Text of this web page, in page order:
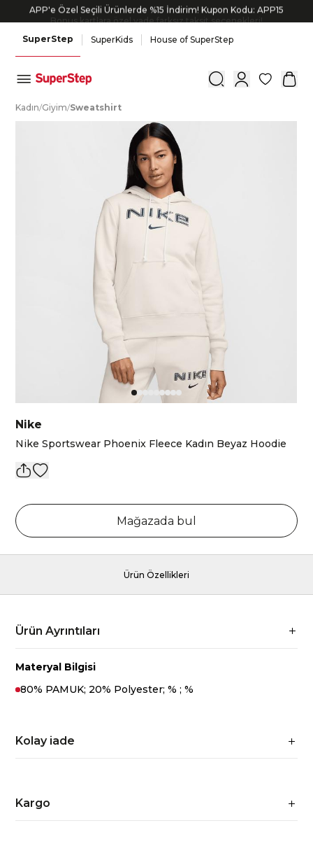
APP'e Özel Seçili Ürünlerde %15 İndirim! Kupon Kodu: APP15
Bonus kartlara özel vade farksız taksit seçenekleri!
SuperStep SuperKids House of SuperStep
0
Kadın/Giyim/Sweatshirt
Nike
Nike Sportswear Phoenix Fleece Kadın Beyaz Hoodie
Mağazada bul
Ürün Özellikleri
Ürün Ayrıntıları
Materyal Bilgisi
80% PAMUK; 20% Polyester; % ; %
Kolay iade
Kargo